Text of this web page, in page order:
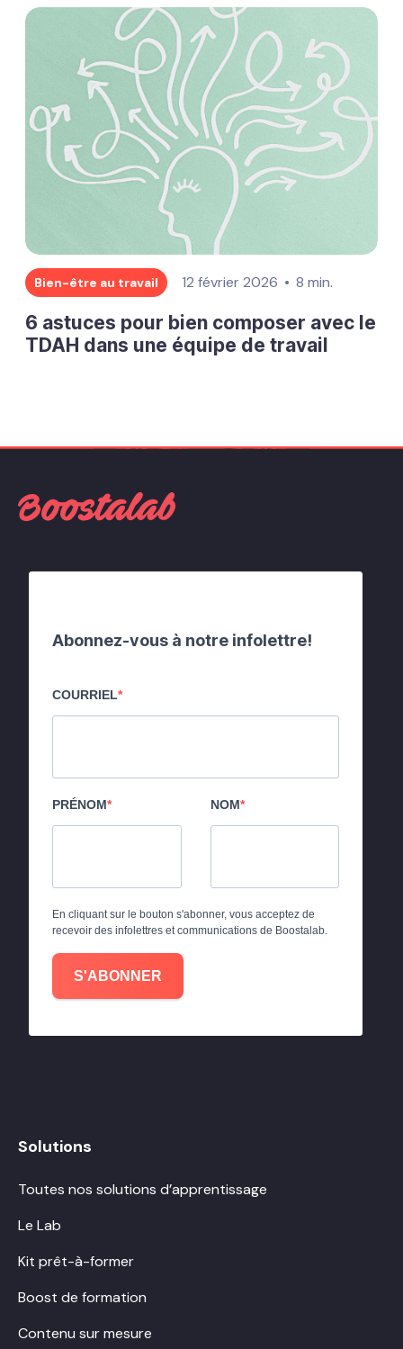
Bien-être au travail 12 février 2026 8 min.
6 astuces pour bien composer avec le
TDAH dans une équipe de travail
Abonnez-vous à notre infolettre!
COURRIEL
PRÉNOM NOM
En cliquant sur le bouton s'abonner, vous acceptez de
recevoir des infolettres et communications de Boostalab.
S'ABONNER
Solutions
Toutes nos solutions d’apprentissage
Le Lab
Kit prêt-à-former
Boost de formation
Contenu sur mesure